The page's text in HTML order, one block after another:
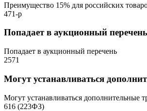
Преимущество 15% для российских
471-р
Попадает в аукционный перечень
Попадает в аукционный перечень
2571
Могут устанавливаться
Могут устанавливаться дополнительные
616 (223ФЗ)